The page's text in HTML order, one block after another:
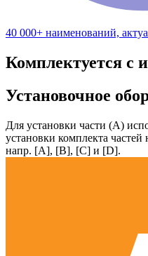
40 000+ наименований,
Комплектуется с
Установочное
Для установки части (А)
установки комплекта частей
напр. [А], [B], [С] и [D].